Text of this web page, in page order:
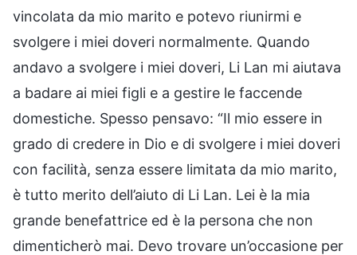
vincolata da mio marito e potevo riunirmi e
svolgere i miei doveri normalmente. Quando
andavo a svolgere i miei doveri, Li Lan mi aiutava
a badare ai miei figli e a gestire le faccende
domestiche. Spesso pensavo: “Il mio essere in
grado di credere in Dio e di svolgere i miei doveri
con facilità, senza essere limitata da mio marito,
è tutto merito dell’aiuto di Li Lan. Lei è la mia
grande benefattrice ed è la persona che non
dimenticherò mai. Devo trovare un’occasione per